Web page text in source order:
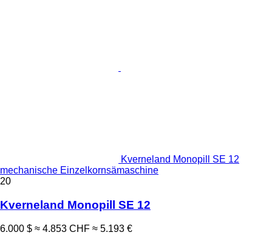
Kverneland Monopill SE 12
mechanische Einzelkornsämaschine
20
Kverneland Monopill SE 12
6.000 $ ≈ 4.853 CHF ≈ 5.193 €